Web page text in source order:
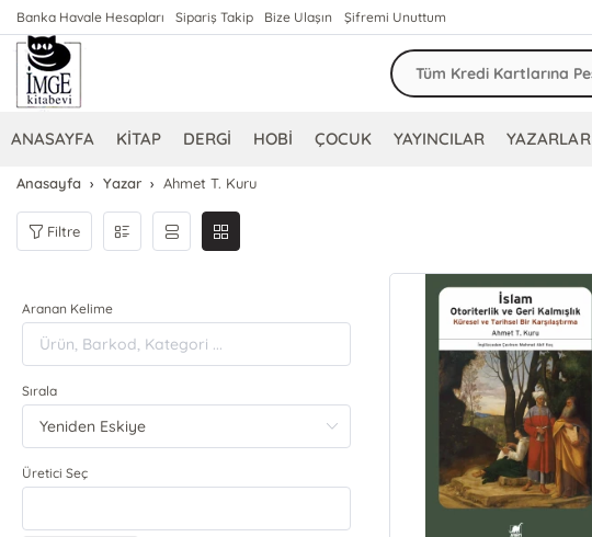
Banka Havale Hesapları Sipariş Takip Bize Ulaşın Şifremi Unuttum
ANASAYFA KİTAP DERGİ HOBİ ÇOCUK YAYINCILAR YAZARLAR
Anasayfa Yazar Ahmet T. Kuru
Filtre
Aranan Kelime
Sırala
Üretici Seç